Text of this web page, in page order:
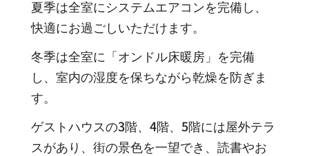
夏季は全室にシステムエアコンを完備し、
快適にお過ごしいただけます。
冬季は全室に「オンドル床暖房」を完備
し、室内の湿度を保ちながら乾燥を防ぎま
す。
ゲストハウスの3階、4階、5階には屋外テラ
スがあり、街の景色を一望でき、読書やお